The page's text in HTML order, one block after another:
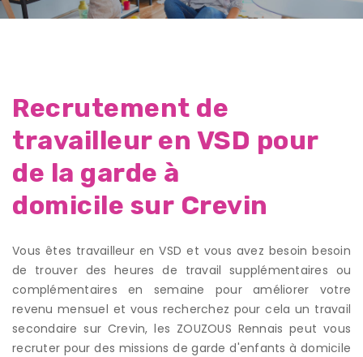
Recrutement de
travailleur en VSD pour
de la garde à
domicile sur Crevin
Vous êtes travailleur en VSD et vous avez besoin besoin
de trouver des heures de travail supplémentaires ou
complémentaires en semaine pour améliorer votre
revenu mensuel et vous recherchez pour cela un travail
secondaire sur Crevin, les ZOUZOUS Rennais peut vous
recruter pour des missions de garde d'enfants à domicile